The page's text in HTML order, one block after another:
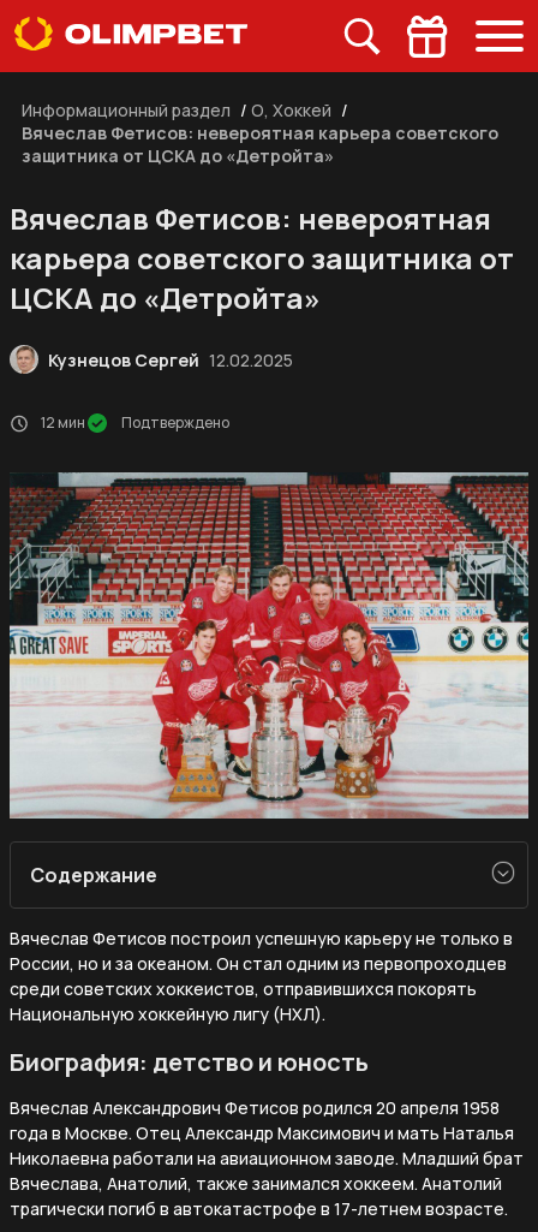
Информационный раздел / О, Хоккей /
Вячеслав Фетисов: невероятная карьера советского
защитника от ЦСКА до «Детройта»
Вячеслав Фетисов: невероятная
карьера советского защитника от
ЦСКА до «Детройта»
Кузнецов Сергей 12.02.2025
12 мин Подтверждено
Содержание
Вячеслав Фетисов построил успешную карьеру не только в
России, но и за океаном. Он стал одним из первопроходцев
среди советских хоккеистов, отправившихся покорять
Национальную хоккейную лигу (НХЛ).
Биография: детство и юность
Вячеслав Александрович Фетисов родился 20 апреля 1958
года в Москве. Отец Александр Максимович и мать Наталья
Николаевна работали на авиационном заводе. Младший брат
Вячеслава, Анатолий, также занимался хоккеем. Анатолий
трагически погиб в автокатастрофе в 17-летнем возрасте.